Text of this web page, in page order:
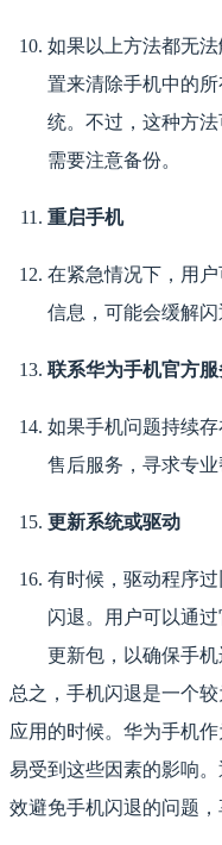
如果以上方法都无
置来清除手机中的
统。不过，这种方
需要注意备份。
重启手机
在紧急情况下，用
信息，可能会缓解闪
联系华为手机官方服
如果手机问题持续
售后服务，寻求专业
更新系统或驱动
有时候，驱动程序
闪退。用户可以通
更新包，以确保手机
总之，手机闪退是一个
应用的时候。华为手机
易受到这些因素的影响
效避免手机闪退的问题，